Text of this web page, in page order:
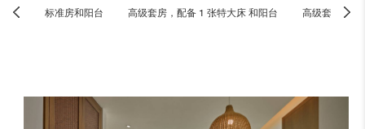
标准房和阳台 高级套房，配备 1 张特大床 和阳台 高级套房，配